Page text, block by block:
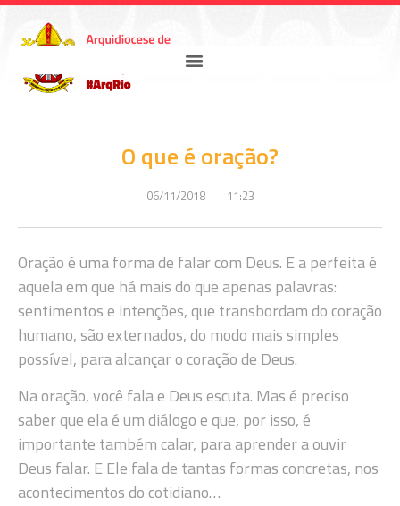
O que é oração?
06/11/2018 11:23
Oração é uma forma de falar com Deus. E a perfeita é
aquela em que há mais do que apenas palavras:
sentimentos e intenções, que transbordam do coração
humano, são externados, do modo mais simples
possível, para alcançar o coração de Deus.
Na oração, você fala e Deus escuta. Mas é preciso
saber que ela é um diálogo e que, por isso, é
importante também calar, para aprender a ouvir
Deus falar. E Ele fala de tantas formas concretas, nos
acontecimentos do cotidiano…